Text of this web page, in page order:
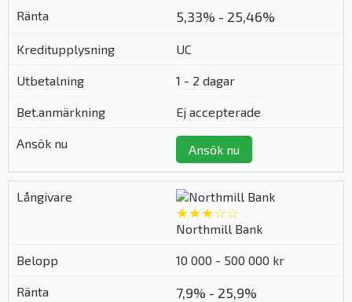
5,33% - 25,46%
UC
1 - 2 dagar
Ej accepterade
Ansök nu
★★★☆☆
Northmill Bank
10 000 - 500 000 kr
7,9% - 25,9%